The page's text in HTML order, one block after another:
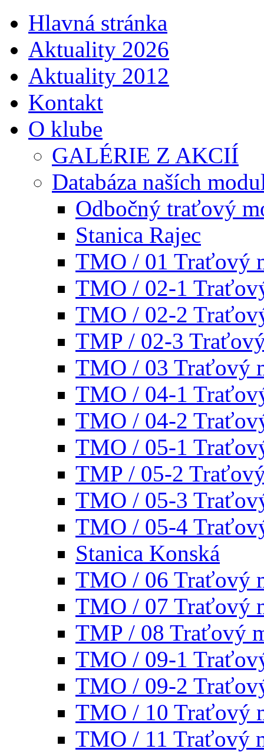
Hlavná stránka
Aktuality 2026
Aktuality 2012
Kontakt
O klube
GALÉRIE Z AKCIÍ
Databáza naších
Odbočný traťový
Stanica Rajec
TMO / 01 Traťový
TMO / 02-1
TMO / 02-2
TMP / 02-3
TMO / 03 Traťový
TMO / 04-1
TMO / 04-2
TMO / 05-1
TMP / 05-2
TMO / 05-3
TMO / 05-4
Stanica Konská
TMO / 06 Traťový
TMO / 07 Traťový
TMP / 08 Traťový
TMO / 09-1
TMO / 09-2
TMO / 10 Traťový
TMO / 11 Traťový